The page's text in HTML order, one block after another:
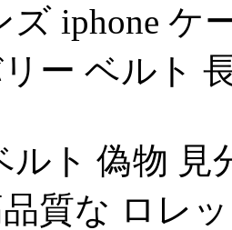
ズ iphone ケ
ー ベルト
ト 偽物 見
質な ロレ